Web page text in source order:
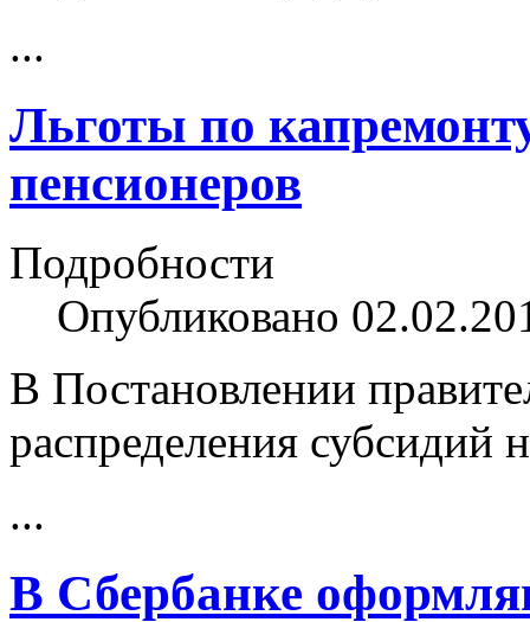
...
Льготы по
пенсионеров
Подробности
Опубликовано
В Постановлении
распределения субсидий
...
В Сбербанке